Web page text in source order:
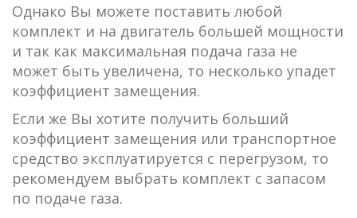
Однако Вы можете поставить любой
комплект и на двигатель большей мощности
и так как максимальная подача газа не
может быть увеличена, то несколько упадет
коэффициент замещения.
Если же Вы хотите получить больший
коэффициент замещения или транспортное
средство эксплуатируется с перегрузом, то
рекомендуем выбрать комплект с запасом
по подаче газа.